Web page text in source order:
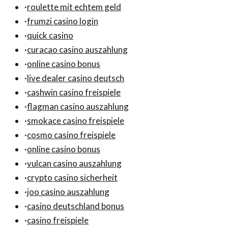
·roulette mit echtem geld
·frumzi casino login
·quick casino
·curacao casino auszahlung
·online casino bonus
·live dealer casino deutsch
·cashwin casino freispiele
·flagman casino auszahlung
·smokace casino freispiele
·cosmo casino freispiele
·online casino bonus
·vulcan casino auszahlung
·crypto casino sicherheit
·joo casino auszahlung
·casino deutschland bonus
·casino freispiele